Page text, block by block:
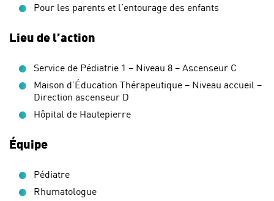
Pour les parents et l’entourage des enfants
Lieu de l’action
Service de Pédiatrie 1 – Niveau 8 – Ascenseur C
Maison d’Éducation Thérapeutique – Niveau accueil –
Direction ascenseur D
Hôpital de Hautepierre
Équipe
Pédiatre
Rhumatologue